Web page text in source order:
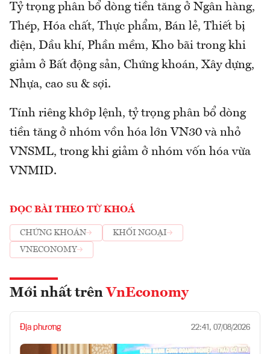
Tỷ trọng phân bổ dòng tiền tăng ở Ngân hàng,
Thép, Hóa chất, Thực phẩm, Bán lẻ, Thiết bị
điện, Dầu khí, Phần mềm, Kho bãi trong khi
giảm ở Bất động sản, Chứng khoán, Xây dựng,
Nhựa, cao su & sợi.
Tính riêng khớp lệnh, tỷ trọng phân bổ dòng
tiền tăng ở nhóm vồn hóa lớn VN30 và nhỏ
VNSML, trong khi giảm ở nhóm vốn hóa vừa
VNMID.
ĐỌC BÀI THEO TỪ KHOÁ
CHỨNG KHOÁN
KHỐI NGOẠI
VNECONOMY
Mới nhất trên VnEconomy
Địa phương 22:41, 07/08/2026